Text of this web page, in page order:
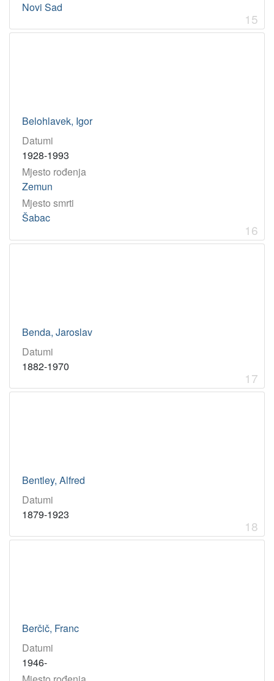
Novi Sad
15
Belohlavek, Igor
Datumi
1928-1993
Mjesto rođenja
Zemun
Mjesto smrti
Šabac
16
Benda, Jaroslav
Datumi
1882-1970
17
Bentley, Alfred
Datumi
1879-1923
18
Berčič, Franc
Datumi
1946-